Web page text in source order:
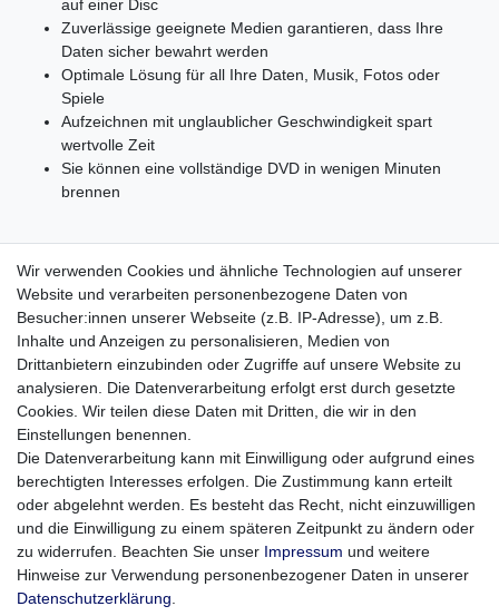
auf einer Disc
Zuverlässige geeignete Medien garantieren, dass Ihre
Daten sicher bewahrt werden
Optimale Lösung für all Ihre Daten, Musik, Fotos oder
Spiele
Aufzeichnen mit unglaublicher Geschwindigkeit spart
wertvolle Zeit
Sie können eine vollständige DVD in wenigen Minuten
brennen
Hersteller: SK GmbH & Co. KG
Hersteller-Artikelnummer: 100121
Marke: Platinum
Anzahl in Packung: 25
Verpackung: Spindel/Cakebox
Produkttyp: bedruckbare DVD (Inkjet Printable)
Technische Informationen:
Speicherkapazität: 4,7 GB
Maximale Aufnahmezeit: 2 Stunden
Maximale Schreibgeschwindigkeit: 16x
Medienformat: DVD+R
Formfaktor: 120mm
Wir verwenden Cookies und ähnliche Technologien auf unserer
Website und verarbeiten personenbezogene Daten von
Besucher:innen unserer Webseite (z.B. IP-Adresse), um z.B.
Inhalte und Anzeigen zu personalisieren, Medien von
Drittanbietern einzubinden oder Zugriffe auf unsere Website zu
analysieren. Die Datenverarbeitung erfolgt erst durch gesetzte
Cookies. Wir teilen diese Daten mit Dritten, die wir in den
Einstellungen benennen.
Die Datenverarbeitung kann mit Einwilligung oder aufgrund eines
berechtigten Interesses erfolgen. Die Zustimmung kann erteilt
oder abgelehnt werden. Es besteht das Recht, nicht einzuwilligen
und die Einwilligung zu einem späteren Zeitpunkt zu ändern oder
zu widerrufen. Beachten Sie unser Impressum und weitere
Hinweise zur Verwendung personenbezogener Daten in unserer
Daten­schutz­erklärung